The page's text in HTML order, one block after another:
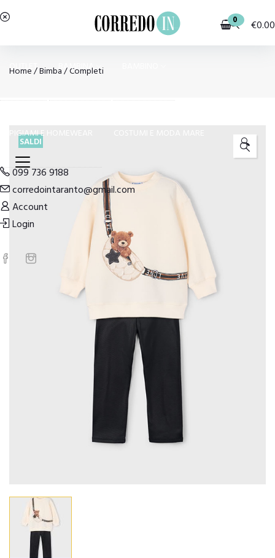
0 €0.00
OUTLET BAMBINA
PIGIAMI E HOMEWEAR
099 736 9188
corredointaranto@gmail.com
Account
Login
Home/Bimba/Completi
SALDI 🔍